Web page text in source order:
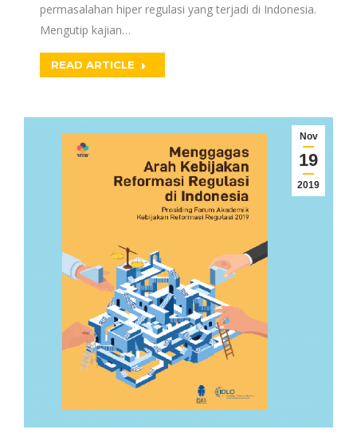
permasalahan hiper regulasi yang terjadi di Indonesia.
Mengutip kajian…
READ ARTICLE
Nov
19
2019